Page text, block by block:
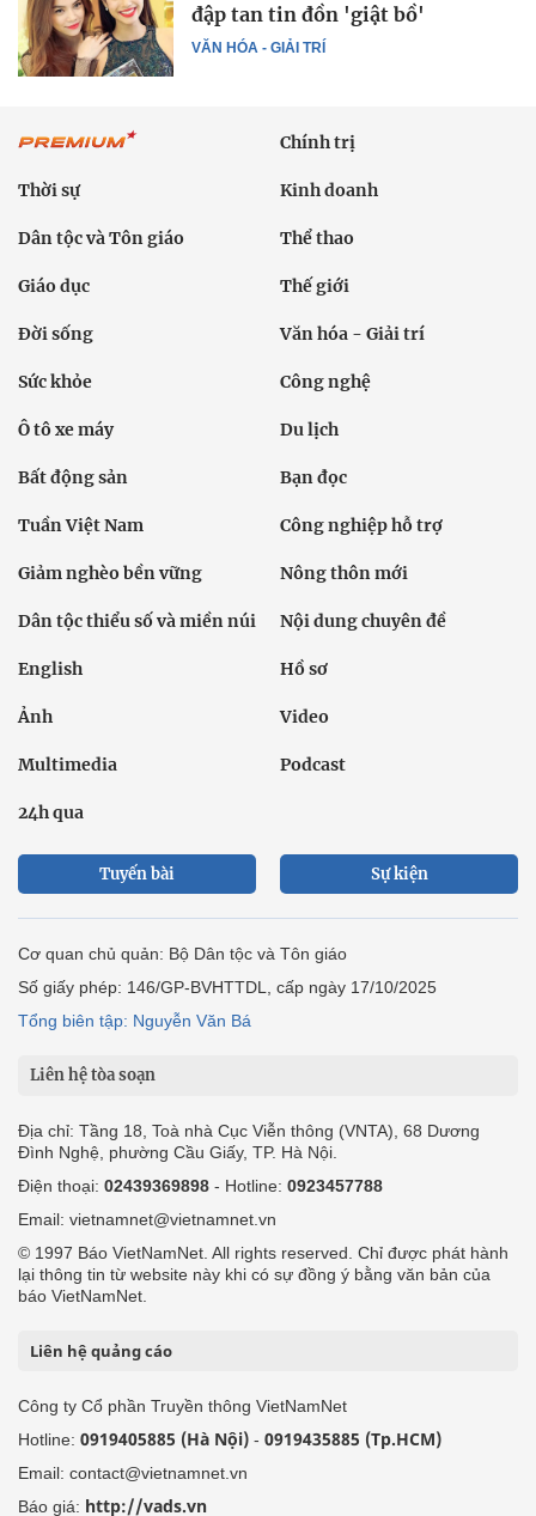
VĂN HÓA - GIẢI TRÍ
đập tan tin đồn 'giật bồ'
Chính trị
Thời sự Kinh doanh
Dân tộc và Tôn giáo Thể thao
Giáo dục Thế giới
Đời sống Văn hóa - Giải trí
Sức khỏe Công nghệ
Ô tô xe máy Du lịch
Bất động sản Bạn đọc
Tuần Việt Nam Công nghiệp hỗ trợ
Giảm nghèo bền vững Nông thôn mới
Dân tộc thiểu số và miền núi Nội dung chuyên đề
English Hồ sơ
Ảnh Video
Multimedia Podcast
24h qua
Tuyến bài Sự kiện
Cơ quan chủ quản: Bộ Dân tộc và Tôn giáo
Số giấy phép: 146/GP-BVHTTDL, cấp ngày 17/10/2025
Tổng biên tập: Nguyễn Văn Bá
Liên hệ tòa soạn
Địa chỉ: Tầng 18, Toà nhà Cục Viễn thông (VNTA), 68 Dương
Đình Nghệ, phường Cầu Giấy, TP. Hà Nội.
Điện thoại: 02439369898 - Hotline: 0923457788
Email: vietnamnet@vietnamnet.vn
© 1997 Báo VietNamNet. All rights reserved. Chỉ được phát hành
lại thông tin từ website này khi có sự đồng ý bằng văn bản của
báo VietNamNet.
Liên hệ quảng cáo
Công ty Cổ phần Truyền thông VietNamNet
Hotline: 0919405885 (Hà Nội) - 0919435885 (Tp.HCM)
Email: contact@vietnamnet.vn
Báo giá: http://vads.vn